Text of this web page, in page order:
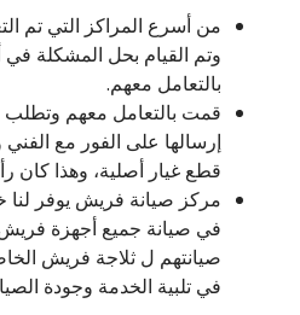
من أسرع المراكز التي تم
وتم القيام بحل المشكلة
بالتعامل معهم.
قمت بالتعامل معهم وتطلب
إرسالها على الفور مع الفني
قطع غيار أصلية، وهذا كان
مركز صيانة فريش يوفر لنا
في صيانة جميع أجهزة
صيانتهم ل ثلاجة فريش
في تلبية الخدمة وجودة